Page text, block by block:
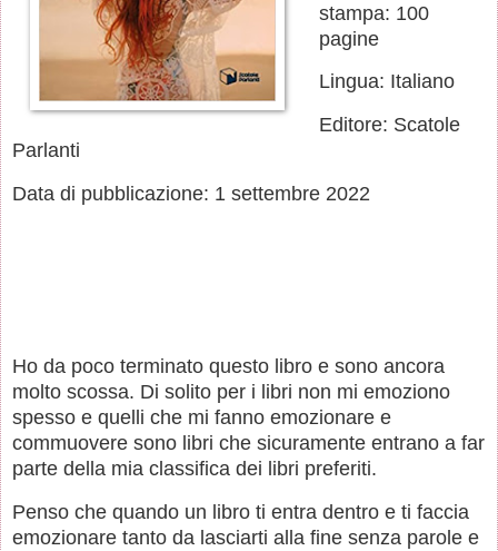
stampa: 100
pagine
Lingua: Italiano
Editore: Scatole
Parlanti
Data di pubblicazione: 1 settembre 2022
Ho da poco terminato questo libro e sono ancora
molto scossa. Di solito per i libri non mi emoziono
spesso e quelli che mi fanno emozionare e
commuovere sono libri che sicuramente entrano a far
parte della mia classifica dei libri preferiti.
Penso che quando un libro ti entra dentro e ti faccia
emozionare tanto da lasciarti alla fine senza parole e